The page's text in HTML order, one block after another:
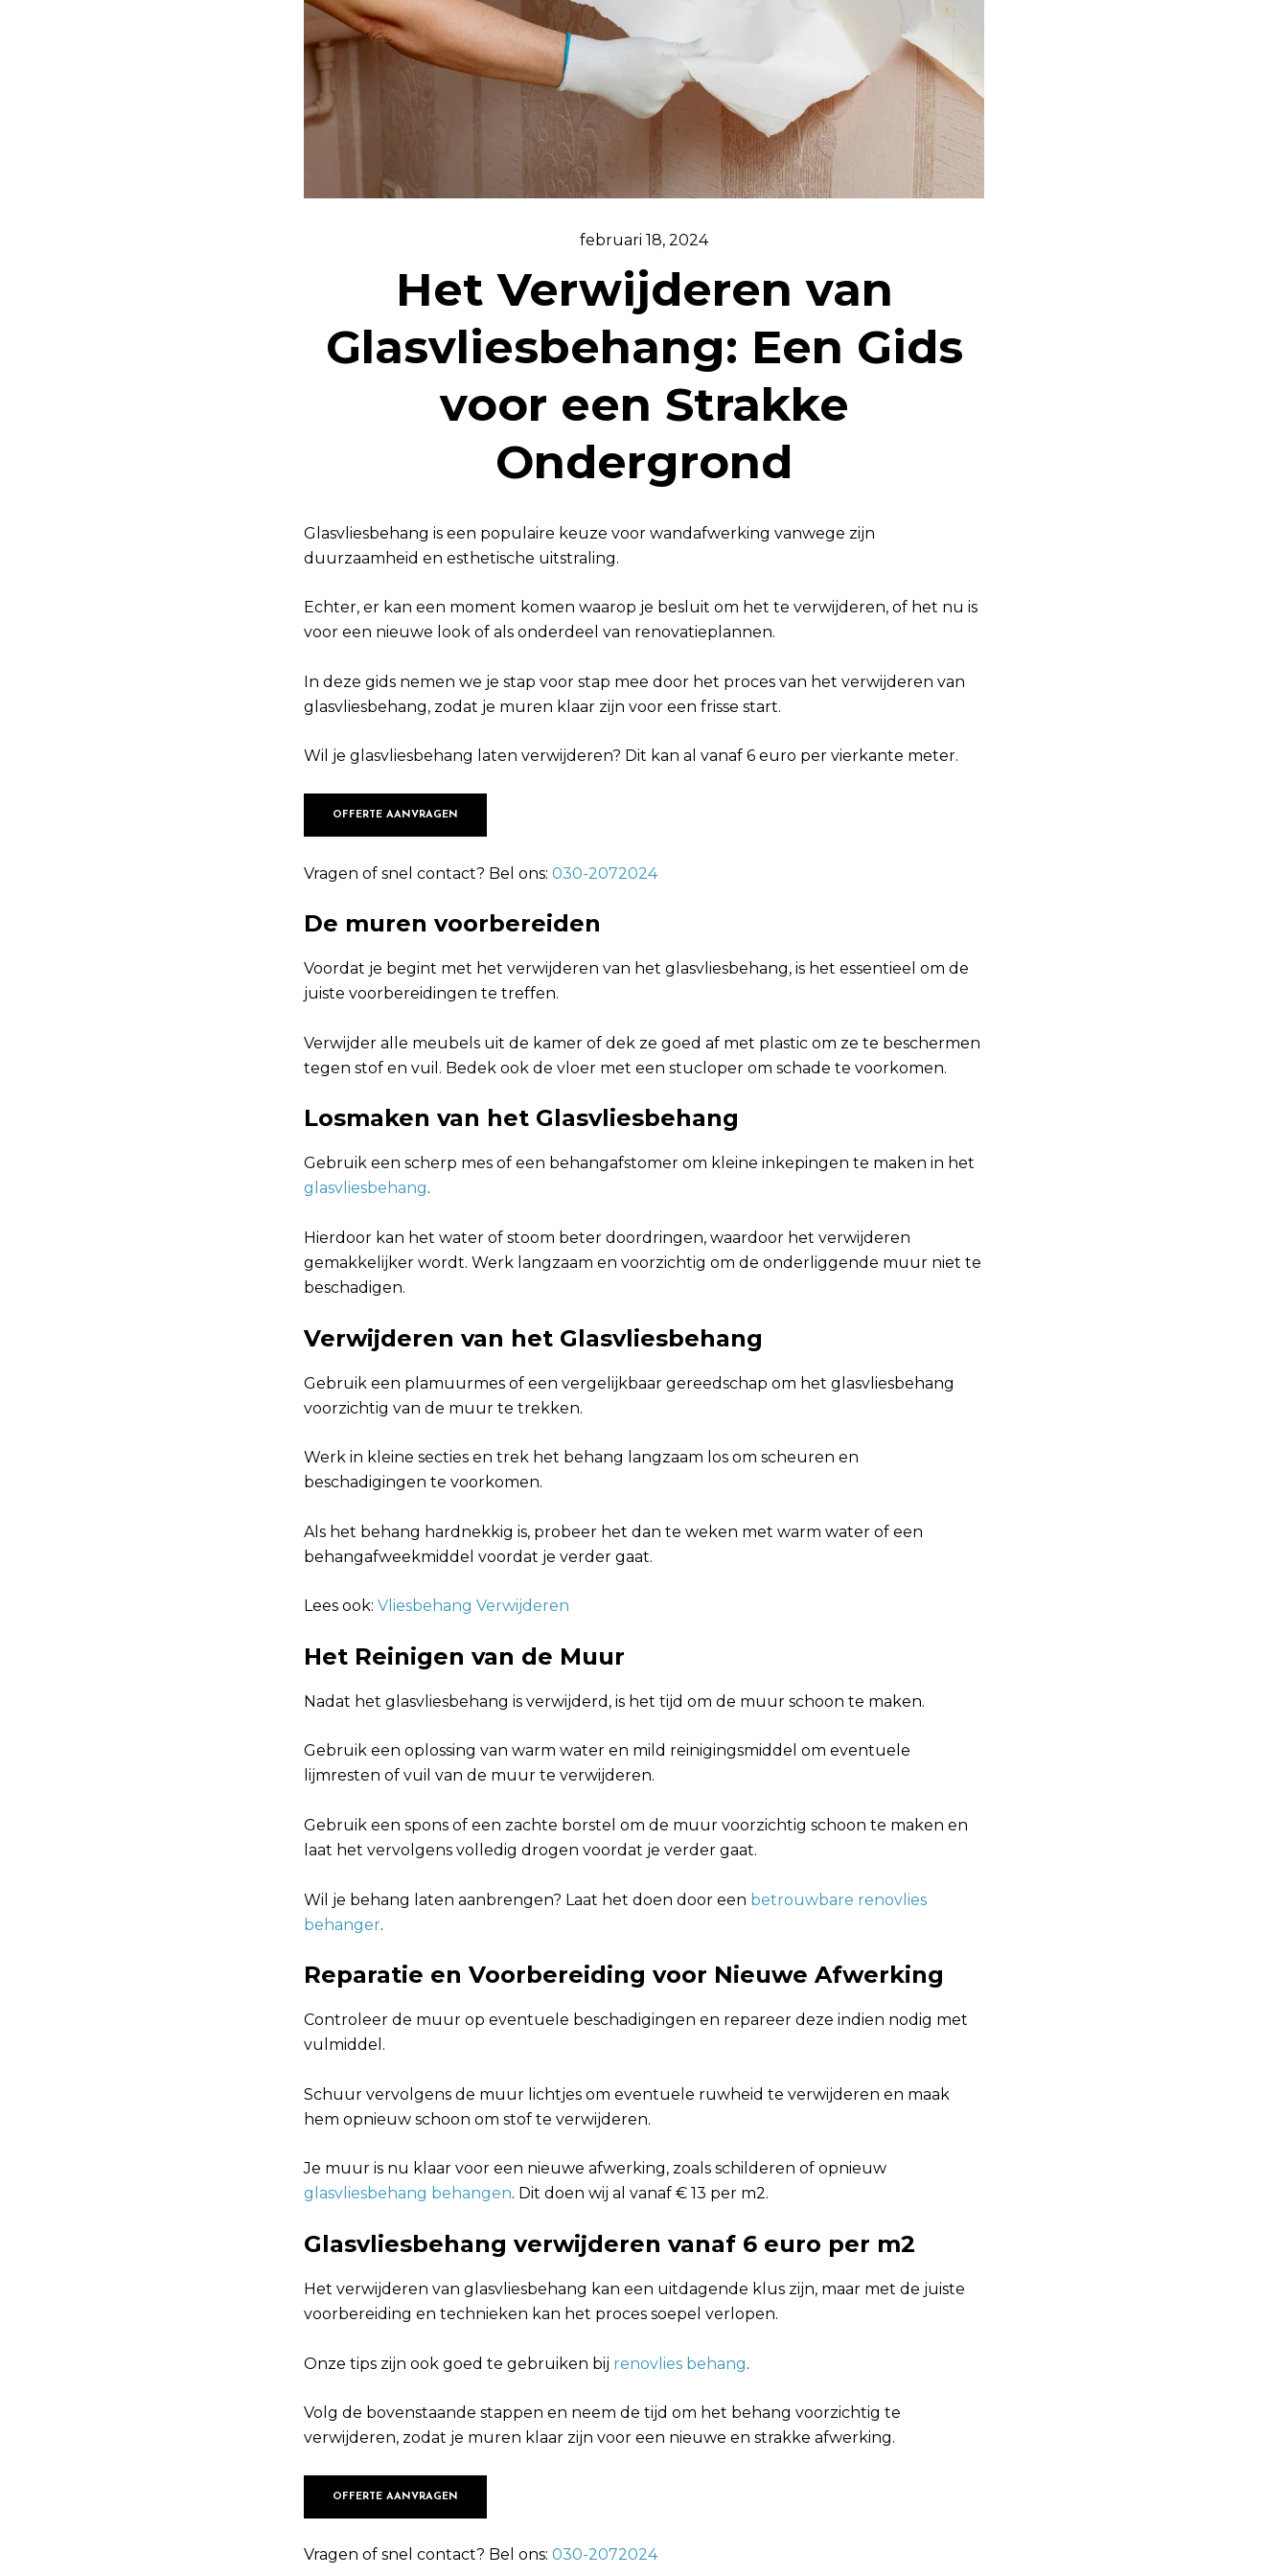
februari 18, 2024
Het Verwijderen van
Glasvliesbehang: Een Gids
voor een Strakke
Ondergrond
Glasvliesbehang is een populaire keuze voor wandafwerking vanwege zijn
duurzaamheid en esthetische uitstraling.
Echter, er kan een moment komen waarop je besluit om het te verwijderen, of het nu is
voor een nieuwe look of als onderdeel van renovatieplannen.
In deze gids nemen we je stap voor stap mee door het proces van het verwijderen van
glasvliesbehang, zodat je muren klaar zijn voor een frisse start.
Wil je glasvliesbehang laten verwijderen? Dit kan al vanaf 6 euro per vierkante meter.
OFFERTE AANVRAGEN
Vragen of snel contact? Bel ons: 030-2072024
De muren voorbereiden
Voordat je begint met het verwijderen van het glasvliesbehang, is het essentieel om de
juiste voorbereidingen te treffen.
Verwijder alle meubels uit de kamer of dek ze goed af met plastic om ze te beschermen
tegen stof en vuil. Bedek ook de vloer met een stucloper om schade te voorkomen.
Losmaken van het Glasvliesbehang
Gebruik een scherp mes of een behangafstomer om kleine inkepingen te maken in het
glasvliesbehang.
Hierdoor kan het water of stoom beter doordringen, waardoor het verwijderen
gemakkelijker wordt. Werk langzaam en voorzichtig om de onderliggende muur niet te
beschadigen.
Verwijderen van het Glasvliesbehang
Gebruik een plamuurmes of een vergelijkbaar gereedschap om het glasvliesbehang
voorzichtig van de muur te trekken.
Werk in kleine secties en trek het behang langzaam los om scheuren en
beschadigingen te voorkomen.
Als het behang hardnekkig is, probeer het dan te weken met warm water of een
behangafweekmiddel voordat je verder gaat.
Lees ook: Vliesbehang Verwijderen
Het Reinigen van de Muur
Nadat het glasvliesbehang is verwijderd, is het tijd om de muur schoon te maken.
Gebruik een oplossing van warm water en mild reinigingsmiddel om eventuele
lijmresten of vuil van de muur te verwijderen.
Gebruik een spons of een zachte borstel om de muur voorzichtig schoon te maken en
laat het vervolgens volledig drogen voordat je verder gaat.
Wil je behang laten aanbrengen? Laat het doen door een betrouwbare renovlies
behanger.
Reparatie en Voorbereiding voor Nieuwe Afwerking
Controleer de muur op eventuele beschadigingen en repareer deze indien nodig met
vulmiddel.
Schuur vervolgens de muur lichtjes om eventuele ruwheid te verwijderen en maak
hem opnieuw schoon om stof te verwijderen.
Je muur is nu klaar voor een nieuwe afwerking, zoals schilderen of opnieuw
glasvliesbehang behangen. Dit doen wij al vanaf € 13 per m2.
Glasvliesbehang verwijderen vanaf 6 euro per m2
Het verwijderen van glasvliesbehang kan een uitdagende klus zijn, maar met de juiste
voorbereiding en technieken kan het proces soepel verlopen.
Onze tips zijn ook goed te gebruiken bij renovlies behang.
Volg de bovenstaande stappen en neem de tijd om het behang voorzichtig te
verwijderen, zodat je muren klaar zijn voor een nieuwe en strakke afwerking.
OFFERTE AANVRAGEN
Vragen of snel contact? Bel ons: 030-2072024